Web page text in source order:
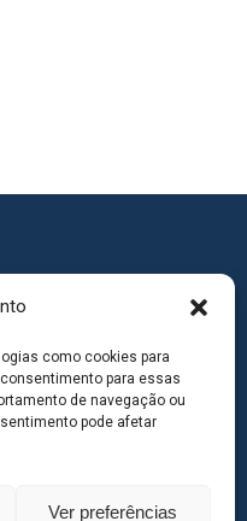
como cookies para
para essas
de navegação ou
pode afetar
Ver preferências